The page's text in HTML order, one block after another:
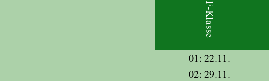
01: 22.11.
02: 29.11.